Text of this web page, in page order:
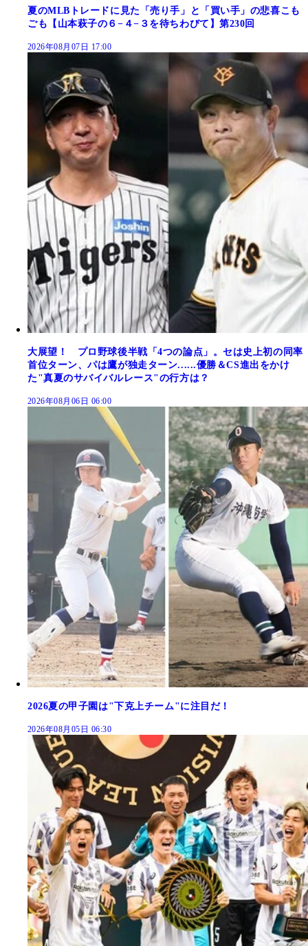
夏のMLBトレードに見た「売り手」と「買い手」の悲喜こも
ごも【山本萩子の６−４−３を待ちわびて】第230回
2026年08月07日 17:00
大展望！ プロ野球後半戦「4つの論点」。セは史上初の同率
首位ターン、パは鷹が独走ターン......優勝＆CS進出をかけ
た"真夏のサバイバルレース"の行方は？
2026年08月06日 06:00
2026夏の甲子園は"下克上チーム"に注目だ！
2026年08月05日 06:30